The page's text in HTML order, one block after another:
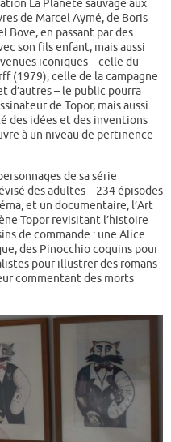
La Planète sauvage aux
de Marcel Aymé, de Boris
Bove, en passant par des
son fils enfant, mais aussi
iconiques – celle du
(1979), celle de la campagne
d’autres – le public pourra
de Topor, mais aussi
des idées et des inventions
à un niveau de pertinence
de sa série
des adultes – 234 épisodes
et un documentaire, l’Art
Topor revisitant l’histoire
de commande : une Alice
des Pinocchio coquins pour
pour illustrer des romans
commentant des morts